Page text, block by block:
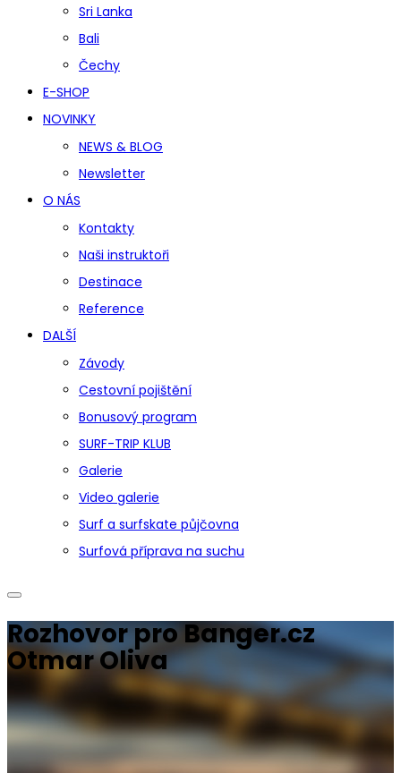
Sri Lanka
Bali
Čechy
E-SHOP
NOVINKY
NEWS & BLOG
Newsletter
O NÁS
Kontakty
Naši instruktoři
Destinace
Reference
DALŠÍ
Závody
Cestovní pojištění
Bonusový program
SURF-TRIP KLUB
Galerie
Video galerie
Surf a surfskate půjčovna
Surfová příprava na suchu
Rozhovor pro Banger.cz
Otmar Oliva